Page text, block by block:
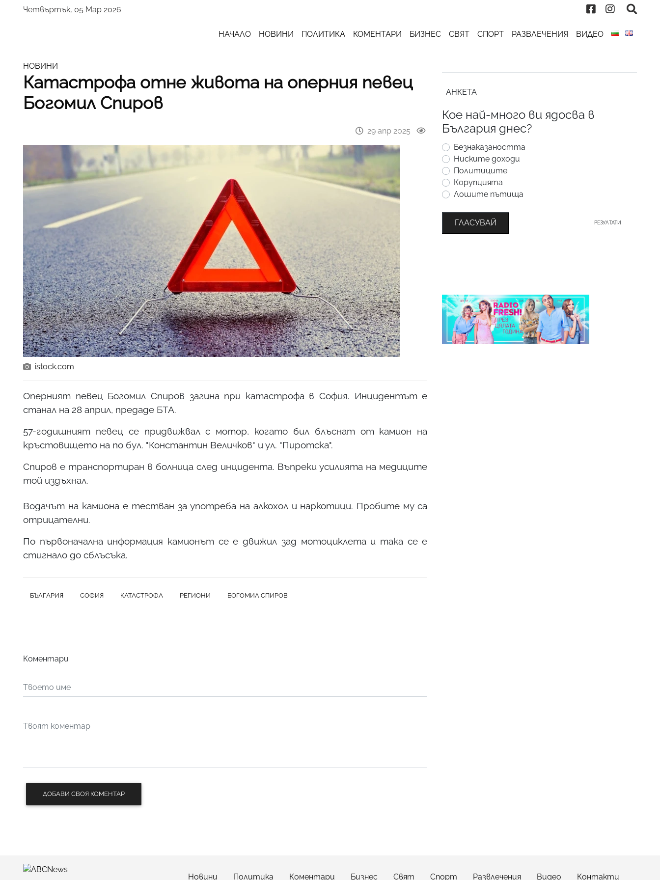
Четвъртък, 05 Мар 2026
НАЧАЛО НОВИНИ ПОЛИТИКА КОМЕНТАРИ БИЗНЕС СВЯТ СПОРТ РАЗВЛЕЧЕНИЯ ВИДЕО
НОВИНИ
Катастрофа отне живота на оперния певец
Богомил Спиров
29 апр 2025
istock.com
Оперният певец Богомил Спиров загина при катастрофа в София. Инцидентът е
станал на 28 април, предаде БТА.
57-годишният певец се придвижвал с мотор, когато бил блъснат от камион на
кръстовището на по бул. "Константин Величков" и ул. "Пиротска".
Спиров е транспортиран в болница след инцидента. Въпреки усилията на медиците
той издъхнал.
Водачът на камиона е тестван за употреба на алкохол и наркотици. Пробите му са
отрицателни.
По първоначална информация камионът се е движил зад мотоциклета и така се е
стигнало до сблъсъка.
БЪЛГАРИЯ СОФИЯ КАТАСТРОФА РЕГИОНИ БОГОМИЛ СПИРОВ
Коментари
ДОБАВИ СВОЯ КОМЕНТАР
АНКЕТА
Кое най-много ви ядосва в
България днес?
Безнаказаността
Ниските доходи
Политиците
Корупцията
Лошите пътища
ГЛАСУВАЙ РЕЗУЛТАТИ
Новини Политика Коментари Бизнес Свят Спорт Развлечения Видео Контакти